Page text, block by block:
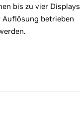
bis zu vier Displays
betrieben